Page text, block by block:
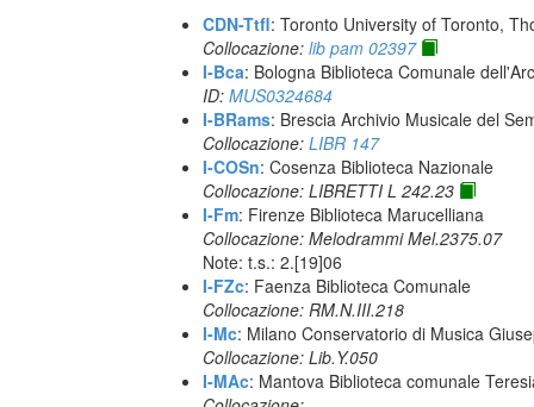
CDN-Ttfl: Toronto University of Toronto,
Collocazione: lib pam 02397
I-Bca: Bologna Biblioteca Comunale
ID: MUS0324684
I-BRams: Brescia Archivio Musicale del
Collocazione: LIBR 147
I-COSn: Cosenza Biblioteca Nazionale
Collocazione: LIBRETTI L 242.23
I-Fm: Firenze Biblioteca Marucelliana
Collocazione: Melodrammi Mel.2375.07
Note: t.s.: 2.[19]06
I-FZc: Faenza Biblioteca Comunale
Collocazione: RM.N.III.218
I-Mc: Milano Conservatorio di Musica
Collocazione: Lib.Y.050
I-MAc: Mantova Biblioteca comunale